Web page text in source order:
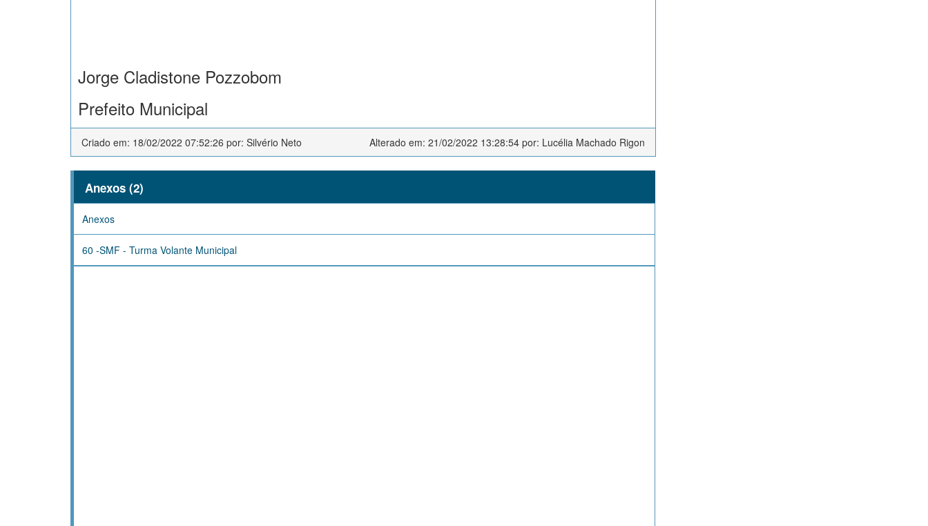
Jorge Cladistone Pozzobom
Prefeito Municipal
Criado em: 18/02/2022 07:52:26 por: Silvério Neto Alterado em: 21/02/2022 13:28:54 por: Lucélia Machado Rigon
Anexos (2)
Anexos
60 -SMF - Turma Volante Municipal